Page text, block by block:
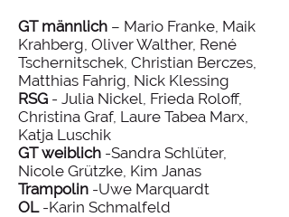
GT männlich – Mario Franke, Maik
Krahberg, Oliver Walther, René
Tschernitschek, Christian Berczes,
Matthias Fahrig, Nick Klessing
RSG - Julia Nickel, Frieda Roloff,
Christina Graf, Laure Tabea Marx,
Katja Luschik
GT weiblich -Sandra Schlüter,
Nicole Grützke, Kim Janas
Trampolin -Uwe Marquardt
OL -Karin Schmalfeld